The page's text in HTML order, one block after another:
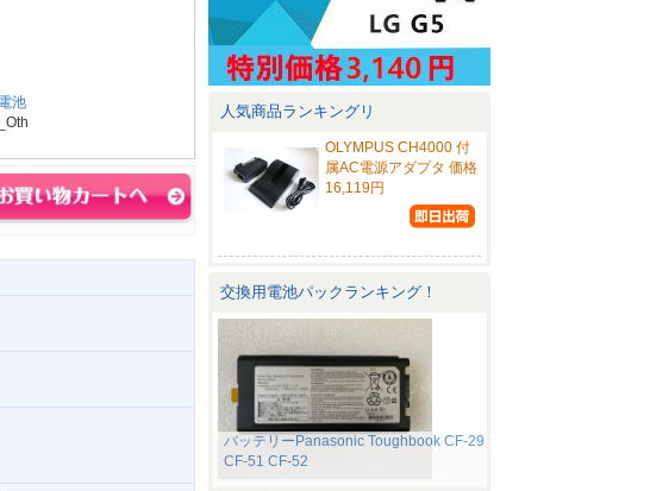
池
人気商品ランキングリ
OLYMPUS CH4000 付
属AC電源アダプタ 価格
16,119円
交換用電池パックランキング！
バッテリーPanasonic Toughbook CF-29
CF-51 CF-52